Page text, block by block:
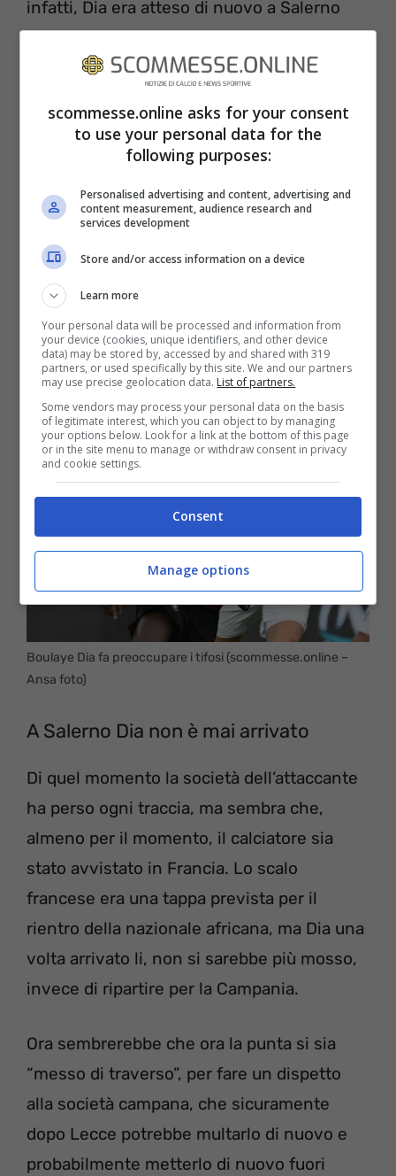
infatti, Dia era atteso di nuovo a Salerno
dove avrebbe dovuto svolgere degli
accertamenti per un infortunio
all’aeroportonon è mai arrivato!
Boulaye Dia fa preoccupare i tifosi (scommesse.online –
Ansa foto)
A Salerno Dia non è mai arrivato
Di quel momento la società dell’attaccante
ha perso ogni traccia, ma sembra che,
almeno per il momento, il calciatore sia
stato avvistato in Francia. Lo scalo
francese era una tappa prevista per il
rientro della nazionale africana, ma Dia una
volta arrivato li, non si sarebbe più mosso,
invece di ripartire per la Campania.
Ora sembrerebbe che ora la punta si sia
“messo di traverso”, per fare un dispetto
alla società campana, che sicuramente
dopo Lecce potrebbe multarlo di nuovo e
probabilmente metterlo di nuovo fuori
scommesse.online asks for your consent
to use your personal data for the
following purposes:
Personalised advertising and content, advertising and
content measurement, audience research and
services development
Store and/or access information on a device
Learn more
Your personal data will be processed and information from
your device (cookies, unique identifiers, and other device
data) may be stored by, accessed by and shared with 319
partners, or used specifically by this site. We and our partners
may use precise geolocation data. List of partners.
Some vendors may process your personal data on the basis
of legitimate interest, which you can object to by managing
your options below. Look for a link at the bottom of this page
or in the site menu to manage or withdraw consent in privacy
and cookie settings.
Consent
Manage options